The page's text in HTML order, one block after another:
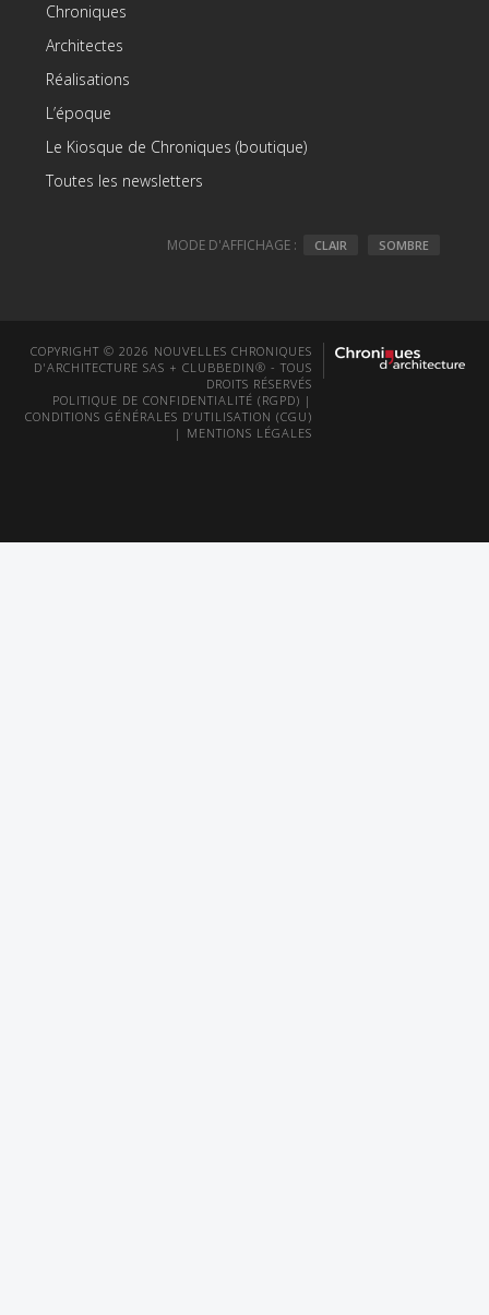
Chroniques
Architectes
Réalisations
L’époque
Le Kiosque de Chroniques (boutique)
Toutes les newsletters
MODE D'AFFICHAGE : CLAIR SOMBRE
COPYRIGHT © 2026 NOUVELLES CHRONIQUES
D'ARCHITECTURE SAS + CLUBBEDIN® - TOUS
DROITS RÉSERVÉS
POLITIQUE DE CONFIDENTIALITÉ (RGPD) |
CONDITIONS GÉNÉRALES D’UTILISATION (CGU)
| MENTIONS LÉGALES